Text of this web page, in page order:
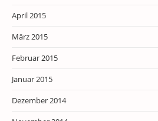
April 2015
März 2015
Februar 2015
Januar 2015
Dezember 2014